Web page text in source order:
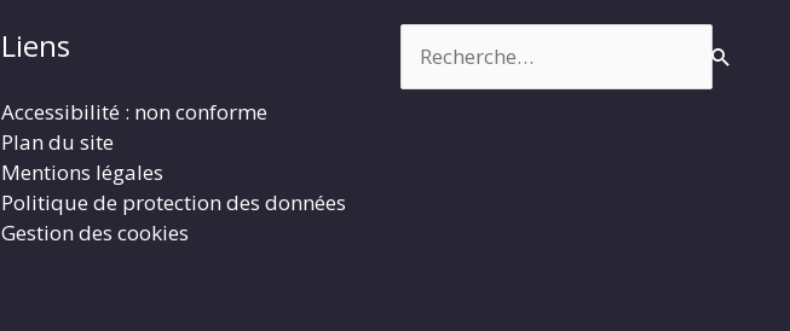
Liens
Accessibilité : non conforme
Plan du site
Mentions légales
Politique de protection des données
Gestion des cookies